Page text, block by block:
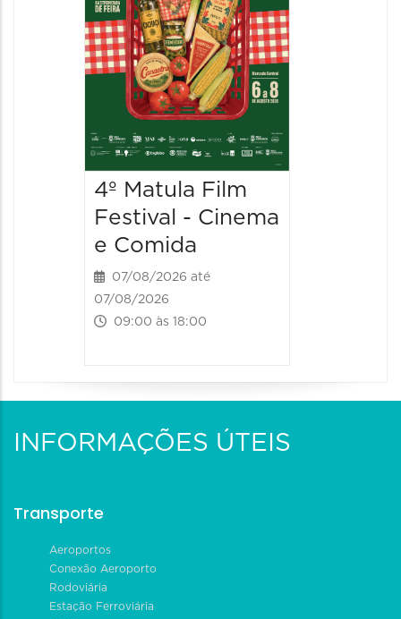
4º Matula Film
Festival - Cinema
e Comida
07/08/2026 até
07/08/2026
09:00 às 18:00
INFORMAÇÕES ÚTEIS
Transporte
Aeroportos
Conexão Aeroporto
Rodoviária
Estação Ferroviária